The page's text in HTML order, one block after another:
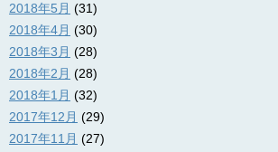
2018年5月 (31)
2018年4月 (30)
2018年3月 (28)
2018年2月 (28)
2018年1月 (32)
2017年12月 (29)
2017年11月 (27)